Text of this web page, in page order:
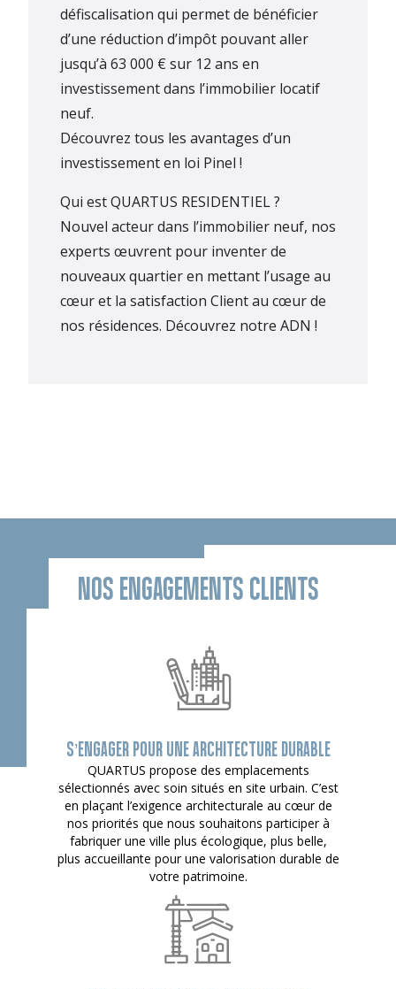
défiscalisation qui permet de bénéficier
d’une réduction d’impôt pouvant aller
jusqu’à 63 000 € sur 12 ans en
investissement dans l’immobilier locatif
neuf.
Découvrez tous les avantages d’un
investissement en loi Pinel !
Qui est QUARTUS RESIDENTIEL ?
Nouvel acteur dans l’immobilier neuf, nos
experts œuvrent pour inventer de
nouveaux quartier en mettant l’usage au
cœur et la satisfaction Client au cœur de
nos résidences. Découvrez notre ADN !
NOS ENGAGEMENTS CLIENTS
S’ENGAGER POUR UNE ARCHITECTURE DURABLE
QUARTUS propose des emplacements
sélectionnés avec soin situés en site urbain. C’est
en plaçant l’exigence architecturale au cœur de
nos priorités que nous souhaitons participer à
fabriquer une ville plus écologique, plus belle,
plus accueillante pour une valorisation durable de
votre patrimoine.